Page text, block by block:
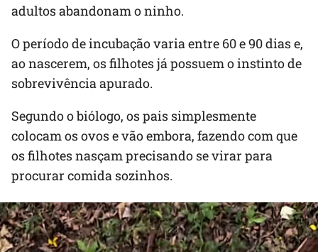
adultos abandonam o ninho.
O período de incubação varia entre 60 e 90 dias e,
ao nascerem, os filhotes já possuem o instinto de
sobrevivência apurado.
Segundo o biólogo, os pais simplesmente
colocam os ovos e vão embora, fazendo com que
os filhotes nasçam precisando se virar para
procurar comida sozinhos.